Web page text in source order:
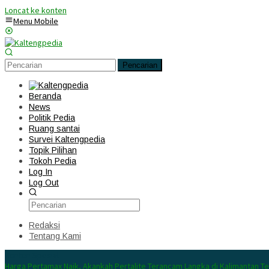
Loncat ke konten
Menu Mobile
Pencarian
Beranda
News
Politik Pedia
Ruang santai
Survei Kaltengpedia
Topik Pilihan
Tokoh Pedia
Log In
Log Out
Redaksi
Tentang Kami
Harga Pertamax Naik, Akankah Pertalite Terancam Langka di Kalimantan